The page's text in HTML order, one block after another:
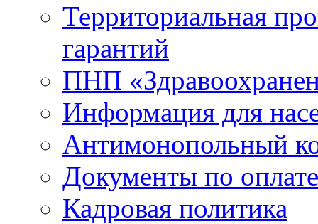
Территориальная
гарантий
ПНП
Информация для
Антимонопольный
Документы по
Кадровая политика